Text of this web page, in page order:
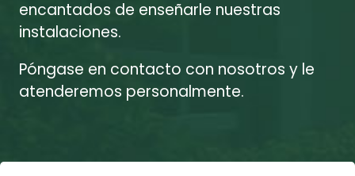
encantados de enseñarle nuestras
instalaciones.
Póngase en contacto con nosotros y le
atenderemos personalmente.